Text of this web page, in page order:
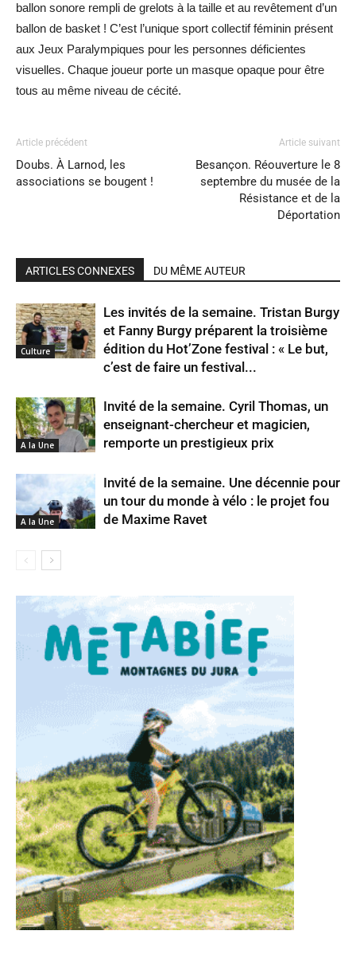
ballon sonore rempli de grelots à la taille et au revêtement d’un
ballon de basket ! C’est l’unique sport collectif féminin présent
aux Jeux Paralympiques pour les personnes déficientes
visuelles. Chaque joueur porte un masque opaque pour être
tous au même niveau de cécité.
Article précédent
Doubs. À Larnod, les
associations se bougent !
Article suivant
Besançon. Réouverture le 8
septembre du musée de la
Résistance et de la
Déportation
ARTICLES CONNEXES DU MÊME AUTEUR
Culture
Les invités de la semaine. Tristan Burgy
et Fanny Burgy préparent la troisième
édition du Hot’Zone festival : « Le but,
c’est de faire un festival...
A la Une
Invité de la semaine. Cyril Thomas, un
enseignant-chercheur et magicien,
remporte un prestigieux prix
A la Une
Invité de la semaine. Une décennie pour
un tour du monde à vélo : le projet fou
de Maxime Ravet